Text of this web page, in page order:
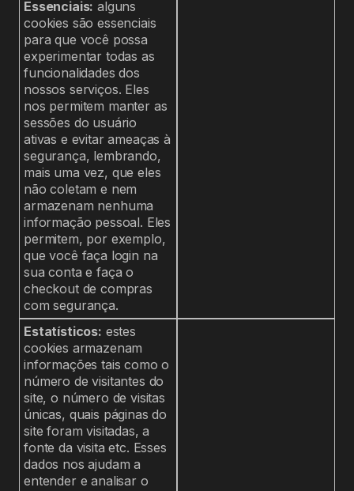
Essenciais: alguns
cookies são essenciais
para que você possa
experimentar todas as
funcionalidades dos
nossos serviços. Eles
nos permitem manter as
sessões do usuário
ativas e evitar ameaças à
segurança, lembrando,
mais uma vez, que eles
não coletam e nem
armazenam nenhuma
informação pessoal. Eles
permitem, por exemplo,
que você faça login na
sua conta e faça o
checkout de compras
com segurança.
Estatísticos: estes
cookies armazenam
informações tais como o
número de visitantes do
site, o número de visitas
únicas, quais páginas do
site foram visitadas, a
fonte da visita etc. Esses
dados nos ajudam a
entender e analisar o